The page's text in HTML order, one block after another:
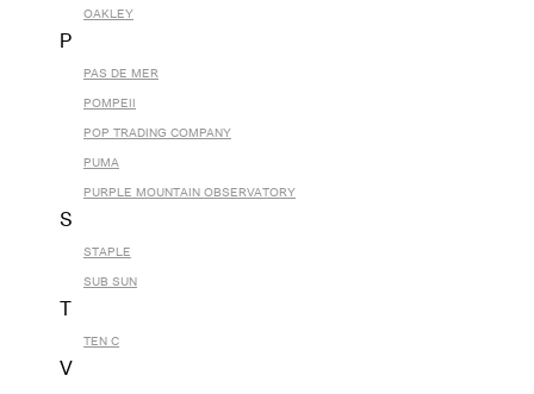
OAKLEY
P
PAS DE MER
POMPEII
POP TRADING COMPANY
PUMA
PURPLE MOUNTAIN OBSERVATORY
S
STAPLE
SUB SUN
TEN C
V